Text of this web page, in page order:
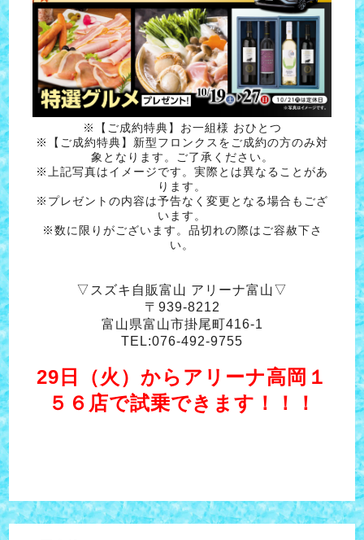
※【ご成約特典】お一組様 おひとつ
※【ご成約特典】新型フロンクスをご成約の方のみ対
象となります。ご了承ください。
※上記写真はイメージです。実際とは異なることがあ
ります。
※プレゼントの内容は予告なく変更となる場合もござ
います。
※数に限りがございます。品切れの際はご容赦下さ
い。
▽スズキ自販富山 アリーナ富山▽
〒939-8212
富山県富山市掛尾町416-1
TEL:076-492-9755
29日（火）からアリーナ高岡１
５６店で試乗できます！！！